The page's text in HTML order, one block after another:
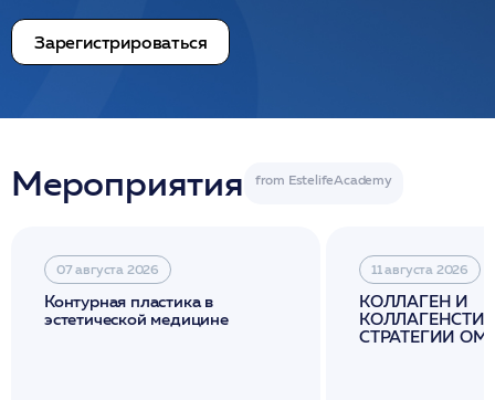
Зарегистрироваться
Мероприятия
07 августа 2026
Контурная пластика в
эстетической медицине
11 августа 2026
КОЛЛАГЕН И
СТРАТЕГИИ